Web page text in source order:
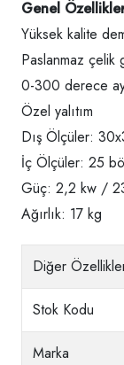
Genel
Yüksek kalite
Paslanmaz çelik
0-300 derece
Özel yalıtım
Dış Ölçüler:
İç Ölçüler: 25
Güç: 2,2 kw /
Ağırlık: 17 kg
Diğer
Stok Kodu
Marka